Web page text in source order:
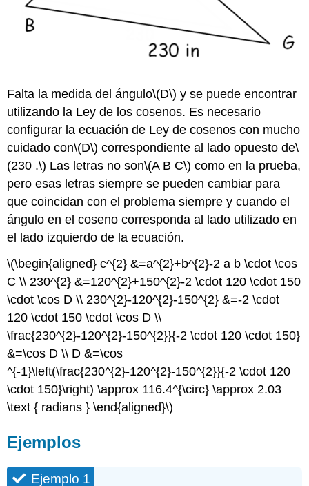
Falta la medida del ángulo\(D\) y se puede encontrar
utilizando la Ley de los cosenos. Es necesario
configurar la ecuación de Ley de cosenos con mucho
cuidado con\(D\) correspondiente al lado opuesto de\
(230 .\) Las letras no son\(A B C\) como en la prueba,
pero esas letras siempre se pueden cambiar para
que coincidan con el problema siempre y cuando el
ángulo en el coseno corresponda al lado utilizado en
el lado izquierdo de la ecuación.
\(\begin{aligned} c^{2} &=a^{2}+b^{2}-2 a b \cdot \cos
C \\ 230^{2} &=120^{2}+150^{2}-2 \cdot 120 \cdot 150
\cdot \cos D \\ 230^{2}-120^{2}-150^{2} &=-2 \cdot
120 \cdot 150 \cdot \cos D \\
\frac{230^{2}-120^{2}-150^{2}}{-2 \cdot 120 \cdot 150}
&=\cos D \\ D &=\cos
^{-1}\left(\frac{230^{2}-120^{2}-150^{2}}{-2 \cdot 120
\cdot 150}\right) \approx 116.4^{\circ} \approx 2.03
\text { radians } \end{aligned}\)
Ejemplos
Ejemplo 1